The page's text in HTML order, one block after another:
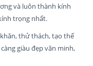
và luôn thành kính
trọng nhất.
thử thách, tạo thế
giàu đẹp văn minh,